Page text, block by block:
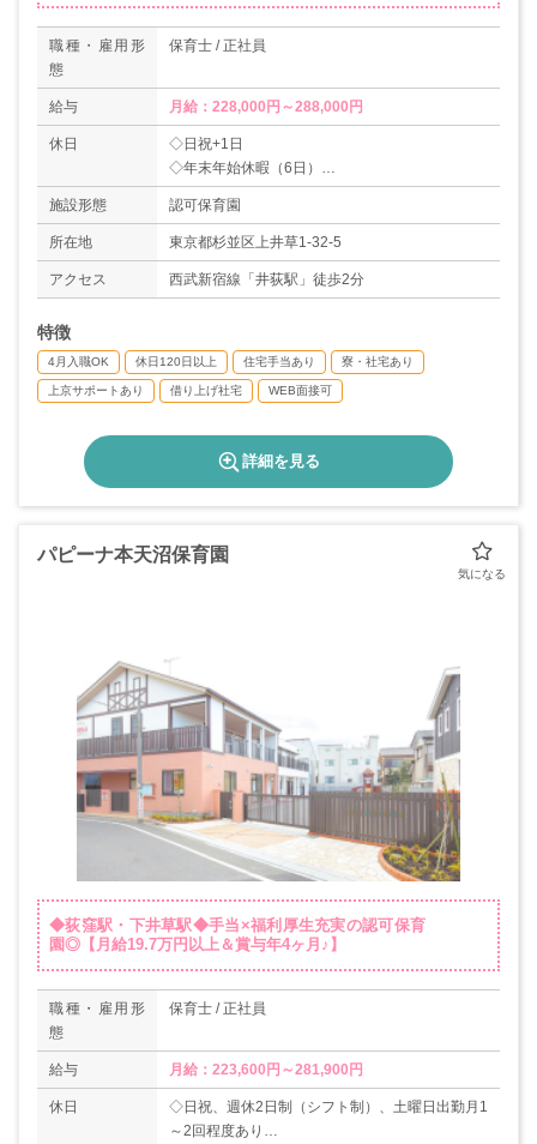
職種・雇用形
態
保育士 / 正社員
給与 月給：228,000円～288,000円
休日
◇日祝+1日
◇年末年始休暇（6日）
◇有給休暇（取得率73％）
※入社時に3日と、その半年後10日付与されま
す！
◇特別休暇（5日/年）
※有給で取得可能です。例)ご本人の結婚...5日間
◇育児休暇（取得率100％、復職率83％）
＊年間休日数120日以上
施設形態 認可保育園
所在地 東京都杉並区上井草1-32-5
アクセス 西武新宿線「井荻駅」徒歩2分
特徴
4月入職OK 休日120日以上 住宅手当あり 寮・社宅あり
上京サポートあり 借り上げ社宅 WEB面接可
詳細を見る
パピーナ本天沼保育園
◆荻窪駅・下井草駅◆手当×福利厚生充実の認可保育
園◎【月給19.7万円以上＆賞与年4ヶ月♪】
職種・雇用形
態
保育士 / 正社員
給与 月給：223,600円～281,900円
休日
◇日祝、週休2日制（シフト制）、土曜日出勤月1
～2回程度あり